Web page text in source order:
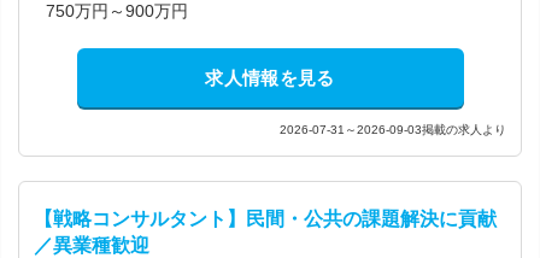
750万円～900万円
求人情報を見る
2026-07-31～2026-09-03掲載の求人より
【戦略コンサルタント】民間・公共の課題解決に貢献
／異業種歓迎